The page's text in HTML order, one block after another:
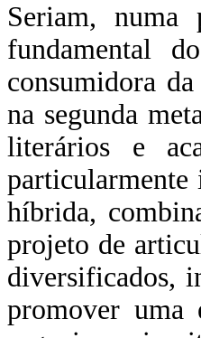
Seriam, numa
fundamental
consumidora
na segunda
literários e
particularmente
híbrida,
projeto de
diversificados,
promover uma